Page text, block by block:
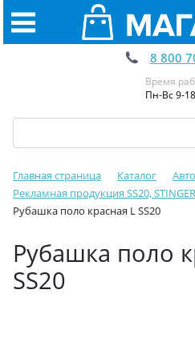
8 800
Время
Пн-Вс 9-
Главная страница Каталог
Рекламная продукция SS20,
Рубашка поло красная L SS20
Рубашка поло
SS20